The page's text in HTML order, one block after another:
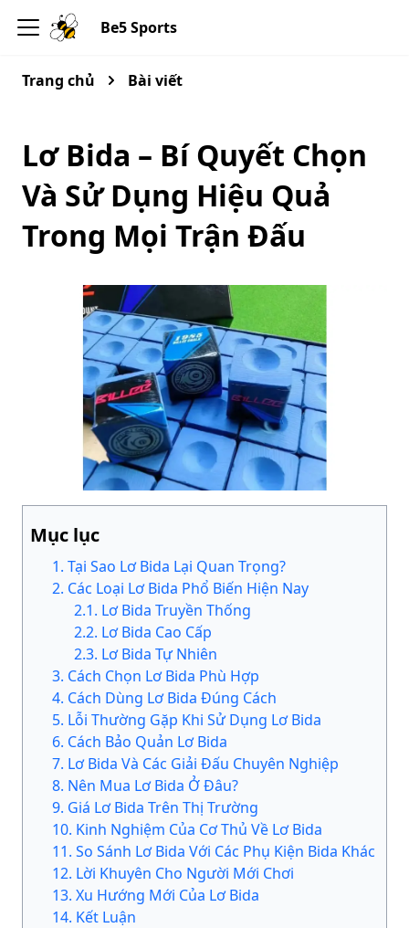
Be5 Sports
Trang chủ Bài viết
Lơ Bida – Bí Quyết Chọn
Và Sử Dụng Hiệu Quả
Trong Mọi Trận Đấu
Mục lục
1. Tại Sao Lơ Bida Lại Quan Trọng?
2. Các Loại Lơ Bida Phổ Biến Hiện Nay
2.1. Lơ Bida Truyền Thống
2.2. Lơ Bida Cao Cấp
2.3. Lơ Bida Tự Nhiên
3. Cách Chọn Lơ Bida Phù Hợp
4. Cách Dùng Lơ Bida Đúng Cách
5. Lỗi Thường Gặp Khi Sử Dụng Lơ Bida
6. Cách Bảo Quản Lơ Bida
7. Lơ Bida Và Các Giải Đấu Chuyên Nghiệp
8. Nên Mua Lơ Bida Ở Đâu?
9. Giá Lơ Bida Trên Thị Trường
10. Kinh Nghiệm Của Cơ Thủ Về Lơ Bida
11. So Sánh Lơ Bida Với Các Phụ Kiện Bida Khác
12. Lời Khuyên Cho Người Mới Chơi
13. Xu Hướng Mới Của Lơ Bida
14. Kết Luận